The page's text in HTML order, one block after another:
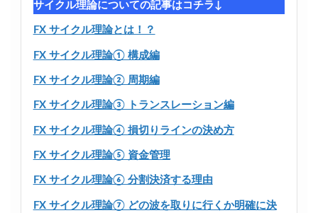
サイクル理論についての記事はコチラ↓
FX サイクル理論とは！？
FX サイクル理論① 構成編
FX サイクル理論② 周期編
FX サイクル理論③ トランスレーション編
FX サイクル理論④ 損切りラインの決め方
FX サイクル理論⑤ 資金管理
FX サイクル理論⑥ 分割決済する理由
FX サイクル理論⑦ どの波を取りに行くか明確に決